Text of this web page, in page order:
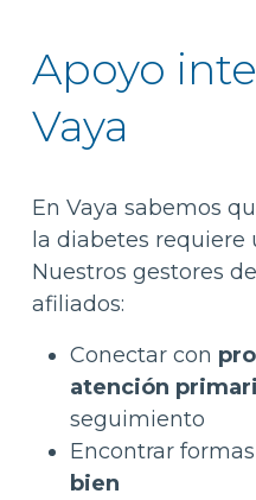
Apoyo
Vaya
En Vaya sabemos
la diabetes requiere
Nuestros gestores
afiliados:
Conectar con
atención
seguimiento
Encontrar
bien